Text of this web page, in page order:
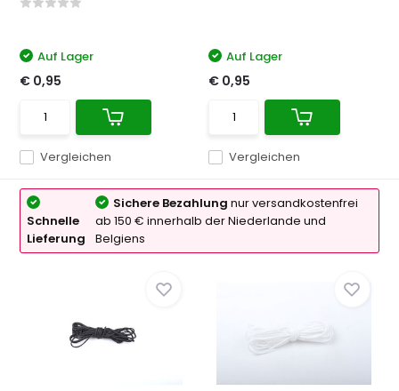
Vergleichen
Auf Lager
€ 0,95
Vergleichen
Auf Lager
€ 0,95
Schnelle
Lieferung
Sichere Bezahlung nur versandkostenfrei
ab 150 € innerhalb der Niederlande und
Belgiens